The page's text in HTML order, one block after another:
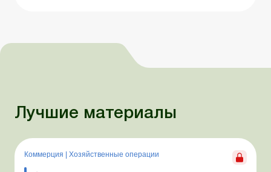
Лучшие материалы
Коммерция Хозяйственные операции